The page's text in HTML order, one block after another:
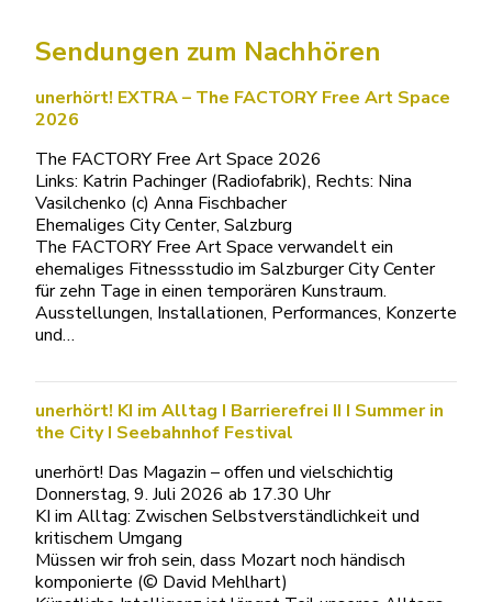
Sendungen zum Nachhören
unerhört! EXTRA – The FACTORY Free Art Space
2026
The FACTORY Free Art Space 2026
Links: Katrin Pachinger (Radiofabrik), Rechts: Nina
Vasilchenko (c) Anna Fischbacher
Ehemaliges City Center, Salzburg
The FACTORY Free Art Space verwandelt ein
ehemaliges Fitnessstudio im Salzburger City Center
für zehn Tage in einen temporären Kunstraum.
Ausstellungen, Installationen, Performances, Konzerte
und…
unerhört! KI im Alltag I Barrierefrei II I Summer in
the City I Seebahnhof Festival
unerhört! Das Magazin – offen und vielschichtig
Donnerstag, 9. Juli 2026 ab 17.30 Uhr
KI im Alltag: Zwischen Selbstverständlichkeit und
kritischem Umgang
Müssen wir froh sein, dass Mozart noch händisch
komponierte (© David Mehlhart)